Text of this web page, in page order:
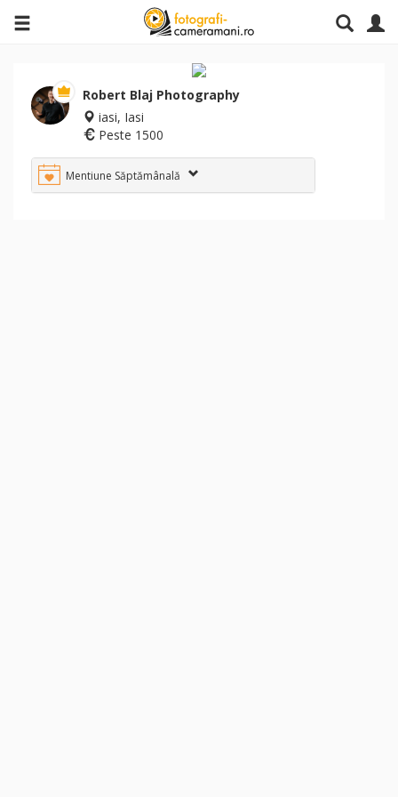
Robert Blaj Photography
iasi, Iasi
Peste 1500
Mentiune Săptămânală